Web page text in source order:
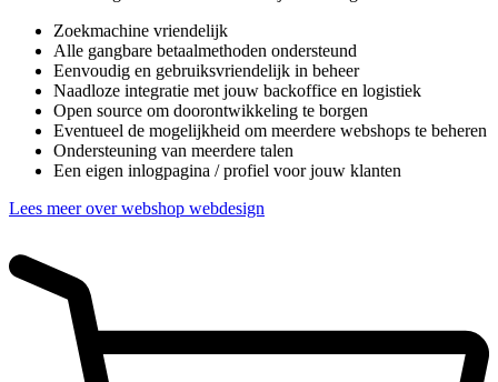
Zoekmachine vriendelijk
Alle gangbare betaalmethoden ondersteund
Eenvoudig en gebruiksvriendelijk in beheer
Naadloze integratie met jouw backoffice en logistiek
Open source om doorontwikkeling te borgen
Eventueel de mogelijkheid om meerdere webshops te beheren
Ondersteuning van meerdere talen
Een eigen inlogpagina / profiel voor jouw klanten
Lees meer over webshop webdesign